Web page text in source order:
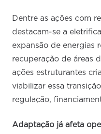
Dentre as ações com
destacam-se a
expansão de energias
recuperação de áreas
ações estruturantes
viabilizar essa
regulação,
Adaptação já afeta